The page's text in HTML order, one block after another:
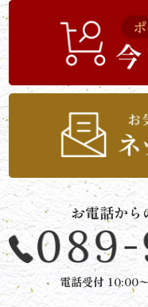
ー
ズ
ま
つ
お電話から
電話受付 10:00